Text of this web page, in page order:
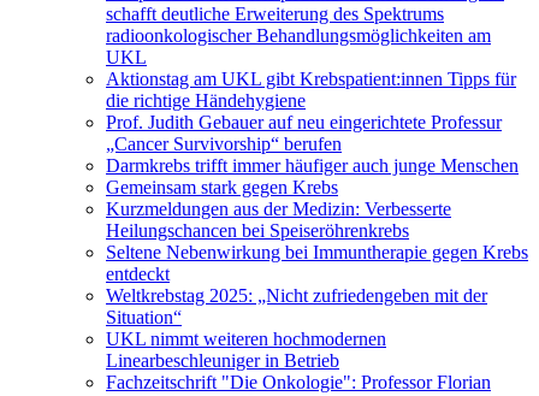
schafft deutliche Erweiterung des Spektrums
radioonkologischer Behandlungsmöglichkeiten am
UKL
Aktionstag am UKL gibt Krebspatient:innen Tipps für
die richtige Händehygiene
Prof. Judith Gebauer auf neu eingerichtete Professur
„Cancer Survivorship“ berufen
Darmkrebs trifft immer häufiger auch junge Menschen
Gemeinsam stark gegen Krebs
Kurzmeldungen aus der Medizin: Verbesserte
Heilungschancen bei Speiseröhrenkrebs
Seltene Nebenwirkung bei Immuntherapie gegen Krebs
entdeckt
Weltkrebstag 2025: „Nicht zufriedengeben mit der
Situation“
UKL nimmt weiteren hochmodernen
Linearbeschleuniger in Betrieb
Fachzeitschrift "Die Onkologie": Professor Florian